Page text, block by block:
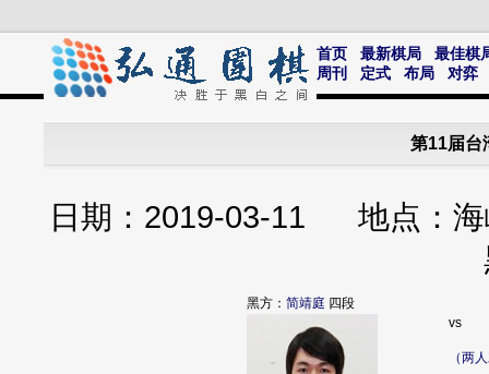
首页 最新棋局
最佳棋
周刊
定式 布局 对弈
第11届台
日期：2019-03-11 地点
黑方： 简靖庭 四段
vs
（两